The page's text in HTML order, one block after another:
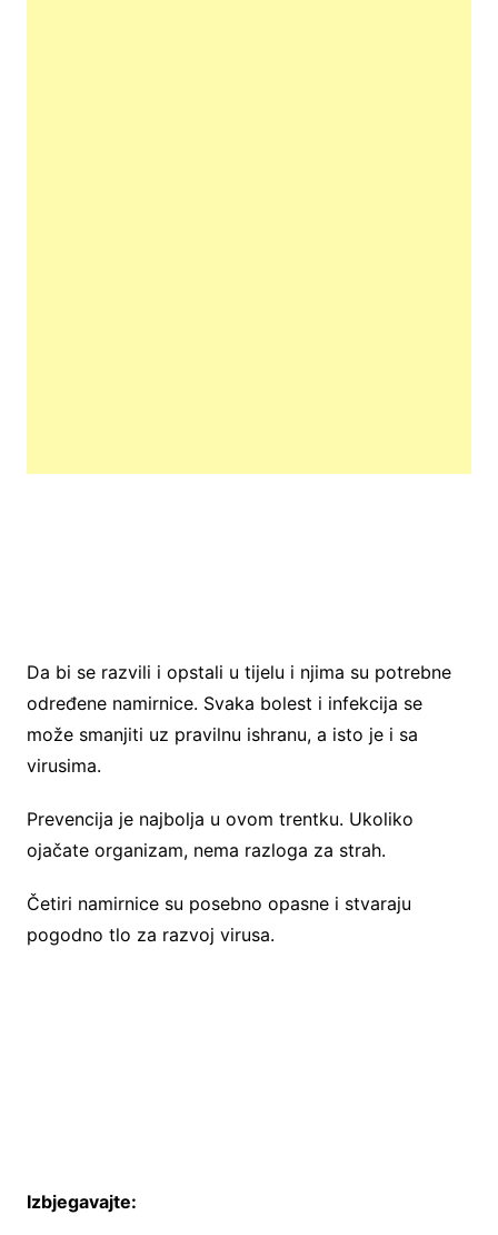
Da bi se razvili i opstali u tijelu i njima su potrebne
određene namirnice. Svaka bolest i infekcija se
može smanjiti uz pravilnu ishranu, a isto je i sa
virusima.
Prevencija je najbolja u ovom trentku. Ukoliko
ojačate organizam, nema razloga za strah.
Četiri namirnice su posebno opasne i stvaraju
pogodno tlo za razvoj virusa.
Izbjegavajte: